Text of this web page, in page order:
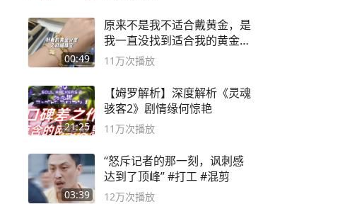
00:49
原来不是我不适合戴黄金，是
我一直没找到适合我的黄金
😭
11万次播放
21:25
【姆罗解析】深度解析《灵魂
骇客2》剧情缘何惊艳
11万次播放
03:39
“怒斥记者的那一刻，讽刺感
达到了顶峰” #打工 #混剪
12万次播放